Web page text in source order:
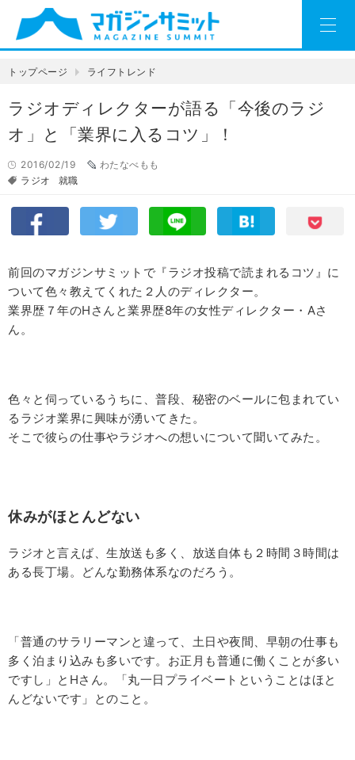
トップページ ライフトレンド
ラジオディレクターが語る「今後のラジ
オ」と「業界に入るコツ」！
2016/02/19
わたなべもも
ラジオ
就職
前回のマガジンサミットで『ラジオ投稿で読まれるコツ』に
ついて色々教えてくれた２人のディレクター。
業界歴７年のHさんと業界歴8年の女性ディレクター・Aさ
ん。
色々と伺っているうちに、普段、秘密のベールに包まれてい
るラジオ業界に興味が湧いてきた。
そこで彼らの仕事やラジオへの想いについて聞いてみた。
休みがほとんどない
ラジオと言えば、生放送も多く、放送自体も２時間３時間は
ある長丁場。どんな勤務体系なのだろう。
「普通のサラリーマンと違って、土日や夜間、早朝の仕事も
多く泊まり込みも多いです。お正月も普通に働くことが多い
ですし」とHさん。「丸一日プライベートということはほと
んどないです」とのこと。